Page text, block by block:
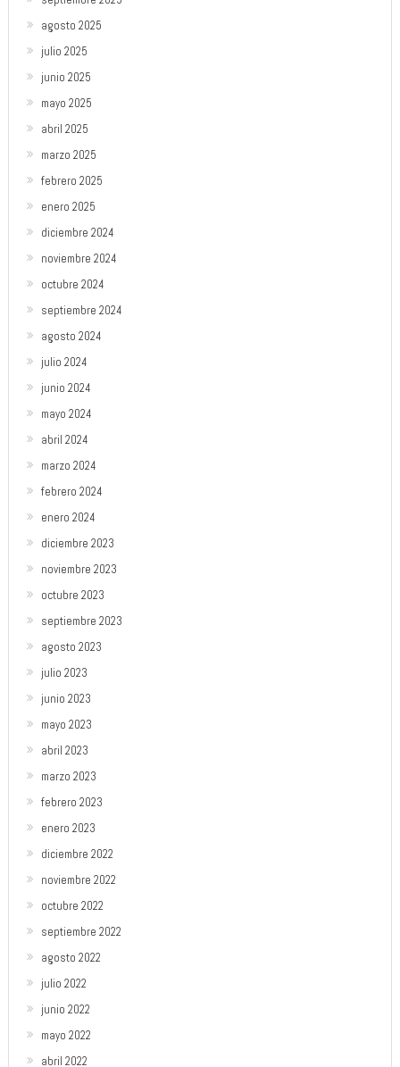
agosto 2025
julio 2025
junio 2025
mayo 2025
abril 2025
marzo 2025
febrero 2025
enero 2025
diciembre 2024
noviembre 2024
octubre 2024
septiembre 2024
agosto 2024
julio 2024
junio 2024
mayo 2024
abril 2024
marzo 2024
febrero 2024
enero 2024
diciembre 2023
noviembre 2023
octubre 2023
septiembre 2023
agosto 2023
julio 2023
junio 2023
mayo 2023
abril 2023
marzo 2023
febrero 2023
enero 2023
diciembre 2022
noviembre 2022
octubre 2022
septiembre 2022
agosto 2022
julio 2022
junio 2022
mayo 2022
abril 2022